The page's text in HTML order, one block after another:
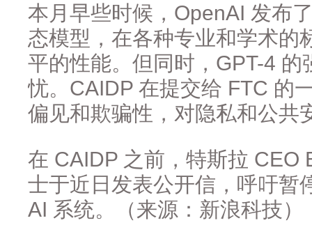
本月早些时候，OpenAI 发布
态模型，在各种专业和学术的
平的性能。但同时，GPT-4
忧。CAIDP 在提交给 FTC 的
偏见和欺骗性，对隐私和公共
在 CAIDP 之前，特斯拉 CEO
士于近日发表公开信，呼吁暂
AI 系统。（来源：新浪科技）